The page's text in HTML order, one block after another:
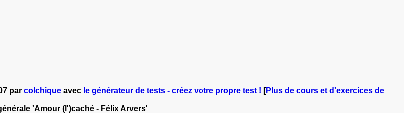
par colchique avec le générateur de tests - créez votre propre test ! [Plus de cours et d'exercices de
'Amour (l')caché - Félix Arvers'